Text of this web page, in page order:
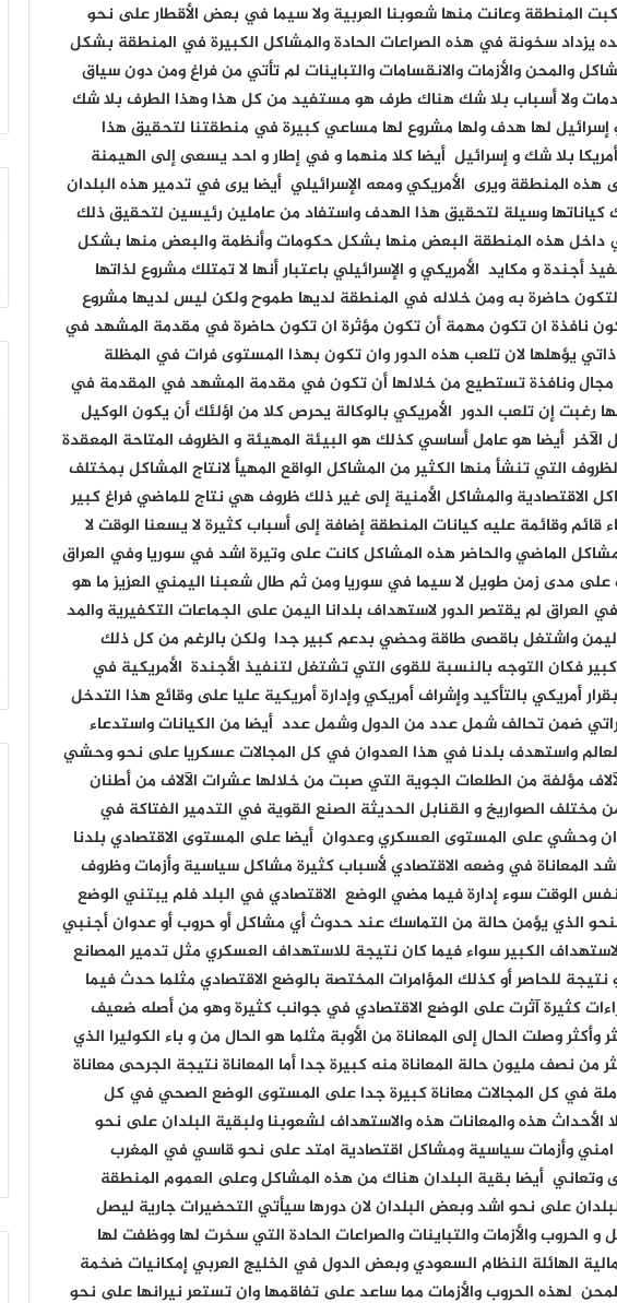
المنطقة وعانت منها شعوبنا العربية ولا سيما في بعض الأقطار على نحو
سخونة في هذه الصراعات الحادة والمشاكل الكبيرة في المنطقة بشكل
والمحن والأزمات والانقسامات والتباينات لم تأتي من فراغ ومن دون سياق
ولا أسباب بلا شك هناك طرف هو مستفيد من كل هذا وهذا الطرف بلا شك
و إسرائيل لها هدف ولها مشروع لها مساعي كبيرة في منطقتنا لتحقيق هذا
بلا شك و إسرائيل أيضا كلا منهما و في إطار و احد يسعى إلى الهيمنة
هذه المنطقة ويرى الأمريكي ومعه الإسرائيلي أيضا يرى في تدمير هذه البلدان
وسيلة لتحقيق هذا الهدف واستفاد من عاملين رئيسين لتحقيق ذلك
داخل هذه المنطقة البعض منها بشكل حكومات وأنظمة والبعض منها بشكل
أجندة و مكايد الأمريكي و الإسرائيلي باعتبار أنها لا تمتلك مشروع لذاتها
حاضرة به ومن خلاله في المنطقة لديها طموح ولكن ليس لديها مشروع
نافذة ان تكون مهمة أن تكون مؤثرة ان تكون حاضرة في مقدمة المشهد في
يؤهلها لان تلعب هذه الدور وان تكون بهذا المستوى فرات في المظلة
مجال ونافذة تستطيع من خلالها أن تكون في مقدمة المشهد في المقدمة في
رغبت إن تلعب الدور الأمريكي بالوكالة يحرص كلا من اؤلئك أن يكون الوكيل
الآخر أيضا هو عامل أساسي كذلك هو البيئة المهيئة و الظروف المتاحة المعقدة
التي تنشأ منها الكثير من المشاكل الواقع المهيأ لانتاج المشاكل بمختلف
الاقتصادية والمشاكل الأمنية إلى غير ذلك ظروف هي نتاج للماضي فراغ كبير
وقائمة عليه كيانات المنطقة إضافة إلى أسباب كثيرة لا يسعنا الوقت لا
الماضي والحاضر هذه المشاكل كانت على وتيرة اشد في سوريا وفي العراق
على مدى زمن طويل لا سيما في سوريا ومن ثم طال شعبنا اليمني العزيز ما هو
لم يقتصر الدور لاستهداف بلدانا اليمن على الجماعات التكفيرية والمد
واشتغل باقصى طاقة وحضي بدعم كبير جدا ولكن بالرغم من كل ذلك
فكان التوجه بالنسبة للقوى التي تشتغل لتنفيذ الأجندة الأمريكية في
أمريكي بالتأكيد وإشراف أمريكي وإدارة أمريكية عليا على وقائع هذا التدخل
ضمن تحالف شمل عدد من الدول وشمل عدد أيضا من الكيانات واستدعاء
واستهدف بلدنا في هذا العدوان في كل المجالات عسكريا على نحو وحشي
مؤلفة من الطلعات الجوية التي صبت من خلالها عشرات الآلاف من أطنان
مختلف الصواريخ و القنابل الحديثة الصنع القوية في التدمير الفتاكة في
وحشي على المستوى العسكري وعدوان أيضا على المستوى الاقتصادي بلدنا
المعاناة في وضعه الاقتصادي لأسباب كثيرة مشاكل سياسية وأزمات وظروف
الوقت سوء إدارة فيما مضي الوضع الاقتصادي في البلد فلم يبتني الوضع
الذي يؤمن حالة من التماسك عند حدوث أي مشاكل أو حروب أو عدوان أجنبي
الكبير سواء فيما كان نتيجة للاستهداف العسكري مثل تدمير المصانع
نتيجة للحاصر أو كذلك المؤامرات المختصة بالوضع الاقتصادي مثلما حدث فيما
كثيرة آثرت على الوضع الاقتصادي في جوانب كثيرة وهو من أصله ضعيف
وأكثر وصلت الحال إلى المعاناة من الأوبة مثلما هو الحال من و باء الكوليرا الذي
نصف مليون حالة المعاناة منه كبيرة جدا أما المعاناة نتيجة الجرحى معاناة
في كل المجالات معاناة كبيرة جدا على المستوى الوضع الصحي في كل
الأحداث هذه والمعانات هذه والاستهداف لشعوبنا ولبقية البلدان على نحو
وأزمات سياسية ومشاكل اقتصادية امتد على نحو قاسي في المغرب
وتعاني أيضا بقية البلدان هناك من هذه المشاكل وعلى العموم المنطقة
على نحو اشد وبعض البلدان لان دورها سيأتي التحضيرات جارية ليصل
و الحروب والأزمات والتباينات والصراعات الحادة التي سخرت لها ووظفت لها
الهائلة النظام السعودي وبعض الدول في الخليج العربي إمكانيات ضخمة
لهذه الحروب والأزمات مما ساعد على تفاقمها وان تستعر نيرانها على نحو